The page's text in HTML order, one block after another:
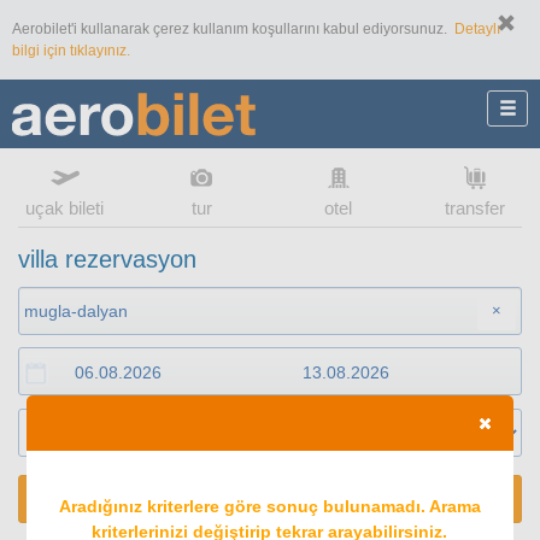
Aerobilet'i kullanarak çerez kullanım koşullarını kabul ediyorsunuz.
Detaylı
bilgi için tıklayınız.
uçak bileti tur otel transfer
villa rezervasyon
×
Aradığınız kriterlere göre sonuç bulunamadı. Arama
kriterlerinizi değiştirip tekrar arayabilirsiniz.